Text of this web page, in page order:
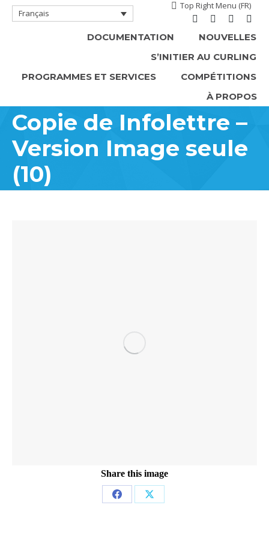
Français
Top Right Menu (FR)
page
opens
in
window
page
opens
in
window
page
opens
in
window
page
in
DOCUMENTATION
NOUVELLES
S’INITIER AU CURLING
PROGRAMMES ET SERVICES
COMPÉTITIONS
À PROPOS
Copie de Infolettre –
Version Image seule
(10)
Share this image
PartagerPartager